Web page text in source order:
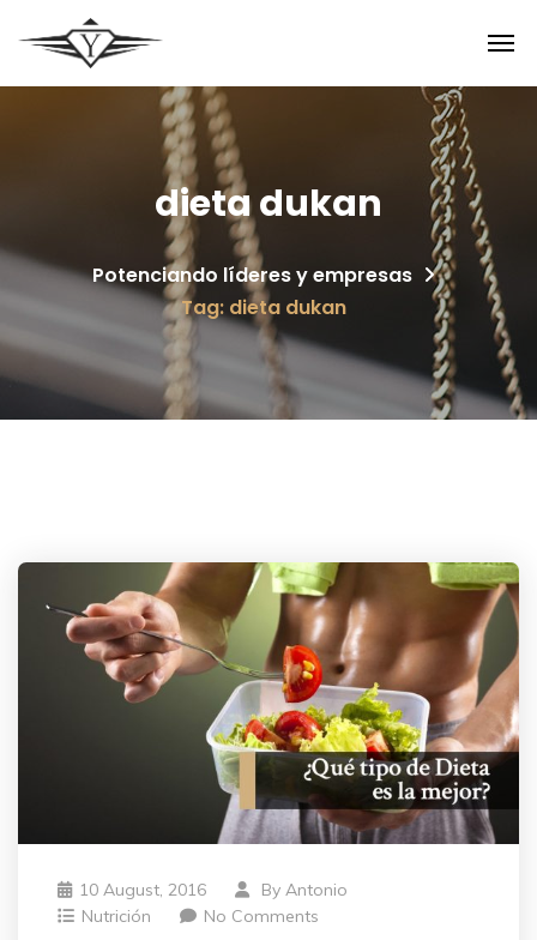
dieta dukan
Potenciando líderes y empresas
Tag: dieta dukan
10 August, 2016 By Antonio
Nutrición
No Comments